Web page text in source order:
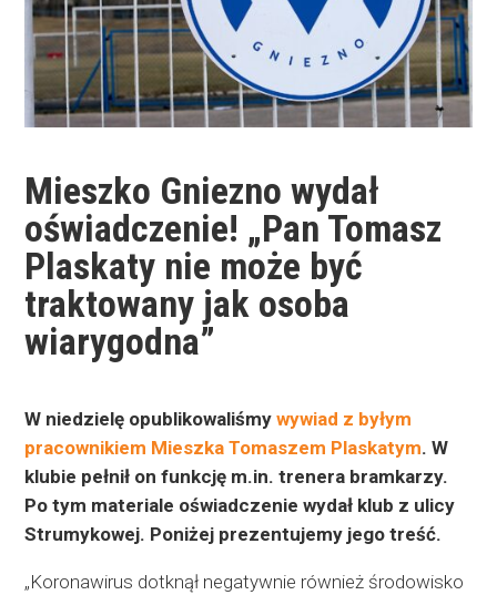
Mieszko Gniezno wydał
oświadczenie! „Pan Tomasz
Plaskaty nie może być
traktowany jak osoba
wiarygodna”
W niedzielę opublikowaliśmywywiad z byłym
pracownikiem Mieszka Tomaszem Plaskatym. W
klubie pełnił on funkcję m.in. trenera bramkarzy.
Po tym materiale oświadczenie wydał klub z ulicy
Strumykowej. Poniżej prezentujemy jego treść.
„Koronawirus dotknął negatywnie również środowisko